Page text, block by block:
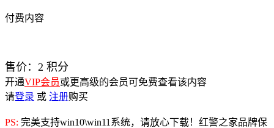
付费内容
售价： 2 积分
开通VIP会员或更高级的会员可免费查看该内容
请登录 或 注册购买
PS: 完美支持win10\win11系统，请放心下载！红警之家品牌保